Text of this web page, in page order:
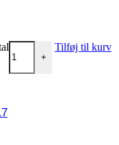
+
Tilføj til kurv